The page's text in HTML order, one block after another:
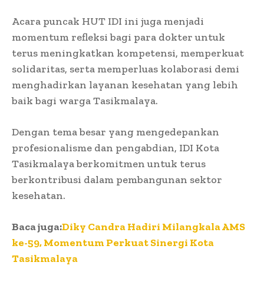
Acara puncak HUT IDI ini juga menjadi
momentum refleksi bagi para dokter untuk
terus meningkatkan kompetensi, memperkuat
solidaritas, serta memperluas kolaborasi demi
menghadirkan layanan kesehatan yang lebih
baik bagi warga Tasikmalaya.
Dengan tema besar yang mengedepankan
profesionalisme dan pengabdian, IDI Kota
Tasikmalaya berkomitmen untuk terus
berkontribusi dalam pembangunan sektor
kesehatan.
Baca juga:Diky Candra Hadiri Milangkala AMS
ke-59, Momentum Perkuat Sinergi Kota
Tasikmalaya